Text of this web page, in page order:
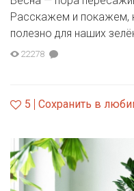
Расскажем и покажем,
полезно для наших
22278
5 Сохранить в